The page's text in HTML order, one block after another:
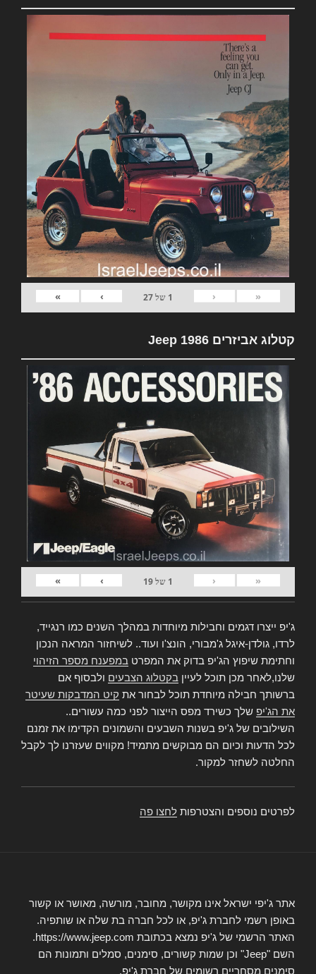
«
‹
1 של27
›
»
קטלוג אביזרים Jeep 1986
«
‹
1 של19
›
»
ג'יפ ייצרו דגמים וחבילות מיוחדות במהלך השנים כמו רנגייד,
לרדו, גולדן-איגל ג'מבורי, הונצ'ו ועוד.. לשיחזור המראה הנכון
וחתימת שיפוץ הג'יפ בדוק את המפרט במפענח מספר הזיהוי
שלנו,לאחר מכן תוכל לעיין בקטלוג הצבעים ולבסוף אם
ברשותך חבילה מיוחדת תוכל לבחור את קיט המדבקות שעיטר
את הג'יפ שלך כשירד מפס הייצור לפני כמה עשורים..
השילובים של ג'יפ בשנות השבעים והשמונים הקדימו את זמנם
לכל הדעות וכיום הם מבוקשים מתמיד! מקווים שעזרנו לך לקבל
החלטה לשחזר למקור.
לפרטים נוספים והצטרפות לחצו פה
אתר ג'יפי ישראל אינו מקושר, מחובר, מורשה, מאושר או קשור
באופן רשמי לחברת ג'יפ, או לכל חברה בת שלה או שותפיה.
האתר הרשמי של ג'יפ נמצא בכתובת https://www.jeep.com.
השם "Jeep" וכן שמות קשורים, סימנים, סמלים ותמונות הם
סימנים מסחריים רשומים של חברת ג'יפ.